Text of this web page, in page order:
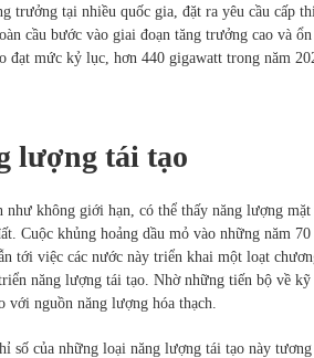
trưởng tại nhiều quốc gia, đặt ra yêu cầu cấp
cầu bước vào giai đoạn tăng trưởng cao và
mức kỷ lục, hơn 440 gigawatt trong năm
lượng tái tạo
không giới hạn, có thể thấy năng lượng
Cuộc khủng hoảng dầu mỏ vào những năm
tới việc các nước này triển khai một loạt
năng lượng tái tạo. Nhờ những tiến bộ về kỹ
với nguồn năng lượng hóa thạch.
số của những loại năng lượng tái tạo này